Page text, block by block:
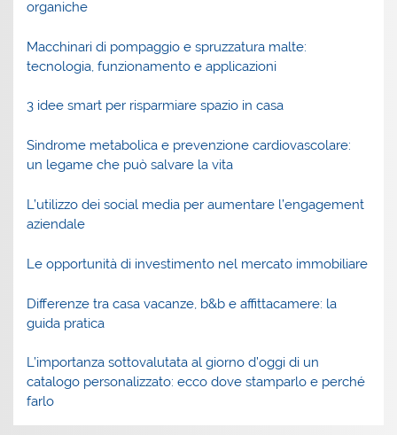
organiche
Macchinari di pompaggio e spruzzatura malte:
tecnologia, funzionamento e applicazioni
3 idee smart per risparmiare spazio in casa
Sindrome metabolica e prevenzione cardiovascolare:
un legame che può salvare la vita
L’utilizzo dei social media per aumentare l’engagement
aziendale
Le opportunità di investimento nel mercato immobiliare
Differenze tra casa vacanze, b&b e affittacamere: la
guida pratica
L’importanza sottovalutata al giorno d’oggi di un
catalogo personalizzato: ecco dove stamparlo e perché
farlo